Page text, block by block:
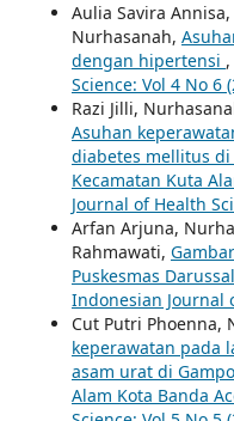
Aulia Savira
Nurhasanah,
dengan hipertensi ,
Science: Vol 4 No 6
Razi Jilli,
Asuhan
diabetes mellitus di
Kecamatan Kuta
Journal of Health
Arfan Arjuna,
Rahmawati,
Puskesmas
Indonesian Journal
Cut Putri Phoenna,
keperawatan pada
asam urat di
Alam Kota Banda